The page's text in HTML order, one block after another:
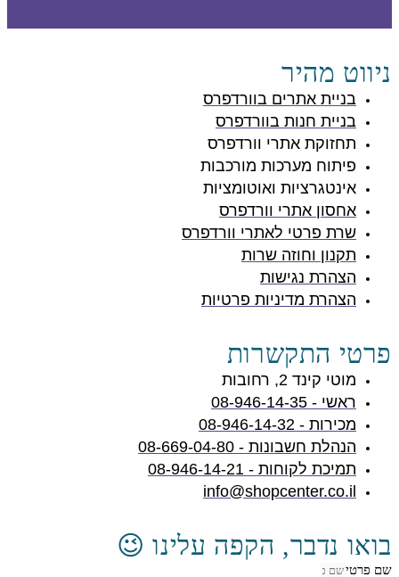
ניווט מהיר
בניית אתרים בוורדפרס
בניית חנות בוורדפרס
תחזוקת אתרי וורדפרס
פיתוח מערכות מורכבות
אינטגרציות ואוטומציות
אחסון אתרי וורדפרס
שרת פרטי לאתרי וורדפרס
תקנון וחוזה שרות
הצהרת נגישות
הצהרת מדיניות פרטיות
פרטי התקשרות
מוטי קינד 2, רחובות
ראשי - 08-946-14-35
מכירות - 08-946-14-32
הנהלת חשבונות - 08-669-04-80
תמיכת לקוחות - 08-946-14-21
info@shopcenter.co.il
בואו נדבר, הקפה עלינו 😉
שם פרטי